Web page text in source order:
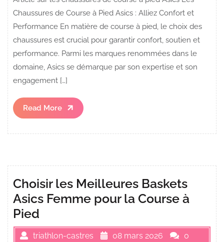
Chaussures de Course à Pied Asics : Alliez Confort et
Performance En matière de course à pied, le choix des
chaussures est crucial pour garantir confort, soutien et
performance. Parmi les marques renommées dans le
domaine, Asics se démarque par son expertise et son
engagement […]
Read More
Read
More
Choisir les Meilleures Baskets
Asics Femme pour la Course à
Pied
triathlon-castres 08 mars 2026
0